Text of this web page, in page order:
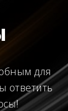
для
ответить